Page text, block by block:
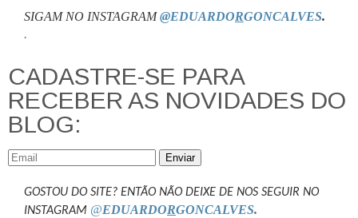
SIGAM NO INSTAGRAM@EDUARDORGONCALVES.
.
CADASTRE-SE PARA
RECEBER AS NOVIDADES DO
BLOG:
Enviar
GOSTOU DO SITE? ENTÃO NÃO DEIXE DE NOS SEGUIR NO
INSTAGRAM @EDUARDORGONCALVES.